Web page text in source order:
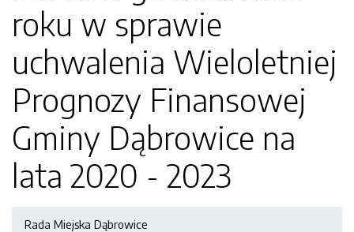
roku w sprawie
uchwalenia Wieloletniej
Prognozy Finansowej
Gminy Dąbrowice na
lata 2020 - 2023
Rada Miejska Dąbrowice